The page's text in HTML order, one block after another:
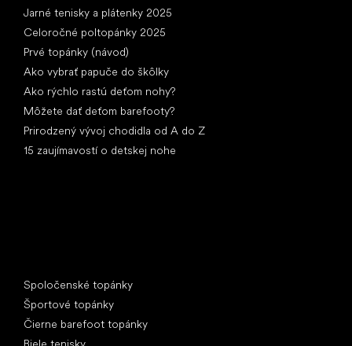
Jarné tenisky a plátenky 2025
Celoročné poltopánky 2025
Prvé topánky (návod)
Ako vybrať papuče do škôlky
Ako rýchlo rastú deťom nohy?
Môžete dať deťom barefooty?
Prirodzený vývoj chodidla od A do Z
15 zaujímavostí o detskej nohe
Spoločenské topánky
Športové topánky
Čierne barefoot topánky